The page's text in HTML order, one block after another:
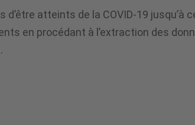
atteints de la COVID-19 jusqu’à
en procédant à l’extraction des